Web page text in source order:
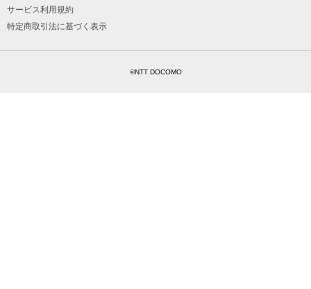
サービス利用規約
特定商取引法に基づく表示
©NTT DOCOMO